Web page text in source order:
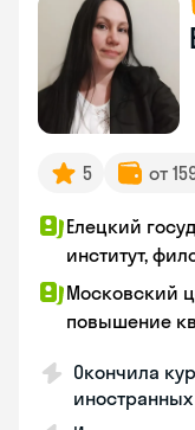
5 от
Елецкий
институт,
Московский
повышение
Окончила
иностранных